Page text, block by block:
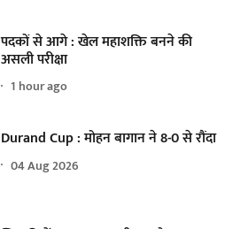
पदकों से आगे : खेल महाशक्ति बनने की
असली परीक्षा
1 hour ago
Durand Cup : मोहन बागान ने 8-0 से रौंदा
04 Aug 2026